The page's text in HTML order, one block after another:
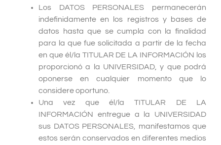
Los DATOS PERSONALES permanecerán
indefinidamente en los registros y bases de
datos hasta que se cumpla con la finalidad
para la que fue solicitada a partir de la fecha
en que él/la TITULAR DE LA INFORMACIÓN los
proporcionó a la UNIVERSIDAD, y que podrá
oponerse en cualquier momento que lo
considere oportuno.
Una vez que él/la TITULAR DE LA
INFORMACIÓN entregue a la UNIVERSIDAD
sus DATOS PERSONALES, manifestamos que
estos serán conservados en diferentes medios